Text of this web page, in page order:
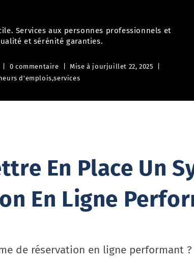
Services aux personnes professionnels et
et sérénité garanties.
0 commentaire Mise à jourjuillet 22, 2025
d'emplois,services
En Place Un
En Ligne
de réservation en ligne performant ?